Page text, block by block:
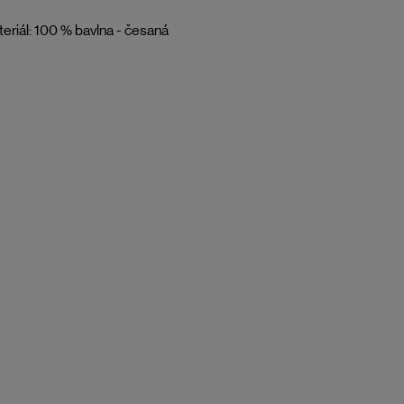
100 % bavlna - česaná